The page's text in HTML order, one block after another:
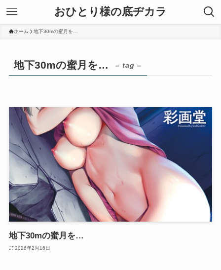
おひとり様の底ヂカラ
ホーム 地下30mの蜜月を…
地下30mの蜜月を… – tag –
地下30mの蜜月を…
2026年2月16日